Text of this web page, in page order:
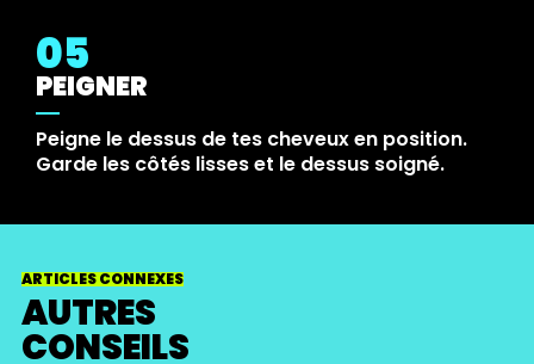
PEIGNER
05
Peigne le dessus de tes cheveux en position.
Garde les côtés lisses et le dessus soigné.
ARTICLES CONNEXES
AUTRES
CONSEILS